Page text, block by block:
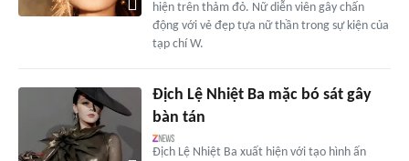
hiện trên thảm đỏ. Nữ diễn viên gây chấn
động với vẻ đẹp tựa nữ thần trong sự kiện của
tạp chí W.
Địch Lệ Nhiệt Ba mặc bó sát gây
bàn tán
Địch Lệ Nhiệt Ba xuất hiện với tạo hình ấn